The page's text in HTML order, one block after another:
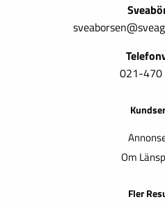
021-470
Om
Fler